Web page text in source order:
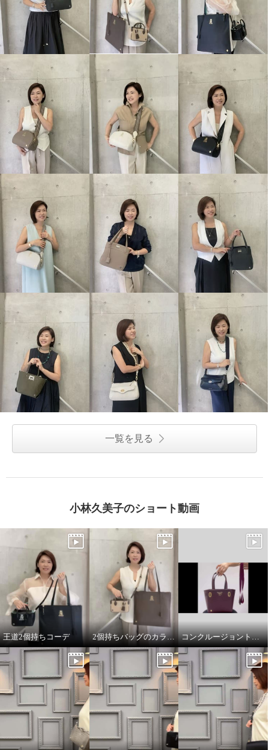
一覧を見る
小林久美子のショート動画
王道2個持ちコーデ 2個持ちバッグのカラーコーデ コンクルージョントートのリボンの付け方